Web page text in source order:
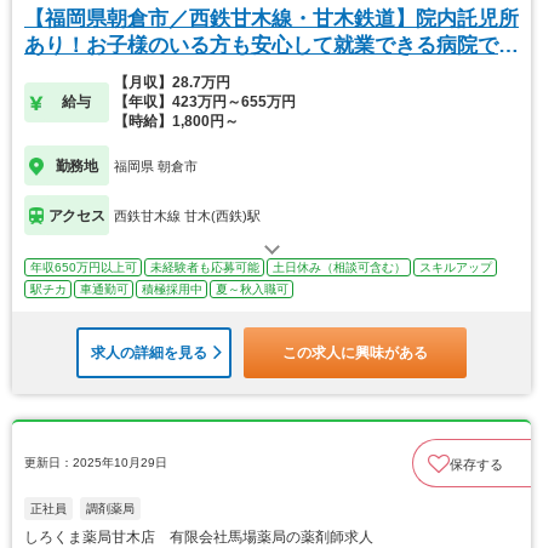
【福岡県朝倉市／西鉄甘木線・甘木鉄道】院内託児所
あり！お子様のいる方も安心して就業できる病院で
給与
【月収】28.7万円
【年収】423万円～655万円
【時給】1,800円～
勤務地 福岡県 朝倉市
アクセス 西鉄甘木線 甘木(西鉄)駅
年収650万円以上可 未経験者も応募可能 土日休み（相談可含む）
スキルアップ
駅チカ
車通勤可 積極採用中 夏～秋入職可
求人の詳細を見る この求人に興味がある
更新日：2025年10月29日 保存する
正社員 調剤薬局
しろくま薬局甘木店 有限会社馬場薬局の薬剤師求人